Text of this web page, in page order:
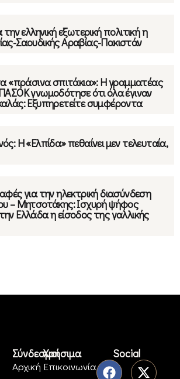
ελληνική εξωτερική πολιτική η
Σαουδικής Αραβίας-Πακιστάν
«πράσινα σπιτάκια»: Η γραμματέας
γνωμοδότησε ότι όλα έγιναν
Εξυπηρετείτε συμφέροντα
Η «Ελπίδα» πεθαίνει μεν τελευταία,
για την ηλεκτρική διασύνδεση
– Μητσοτάκης: Ισχυρή ψήφος
Ελλάδα η είσοδος της γαλλικής
Σύνδεσμοι
Αρχική
Χρήσιμα
Επικοινωνία
Social